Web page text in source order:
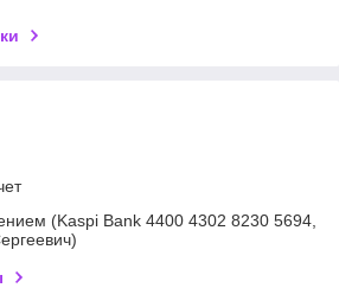
(Kaspi Bank 4400 4302 8230 5694,